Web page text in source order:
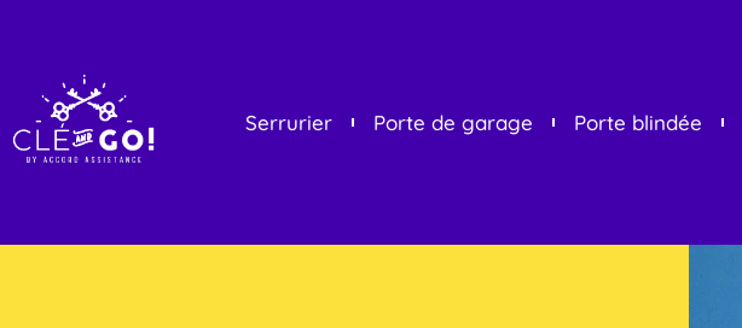
Serrurier Porte de garage Porte blindée